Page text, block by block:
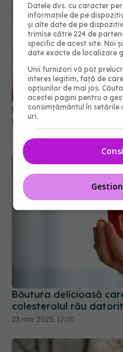
Planta care poate
inima
30 dec 2025, 13:50
Băutura delicioasă
colesterolul rău
23 mar 2025, 17:00
Datele dvs. cu caracter
informațiile de pe
și alte date de pe
trimise către 224 de
specific de acest site. Noi
date exacte de localizare
Unii furnizori vă pot
interes legitim, față de
opțiunilor de mai jos.
acestei pagini pentru a
consimțământul în
uri.